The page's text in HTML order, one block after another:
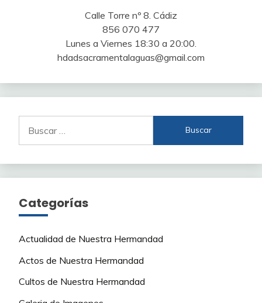
Calle Torre nº 8. Cádiz
856 070 477
Lunes a Viernes 18:30 a 20:00.
hdadsacramentalaguas@gmail.com
Categorías
Actualidad de Nuestra Hermandad
Actos de Nuestra Hermandad
Cultos de Nuestra Hermandad